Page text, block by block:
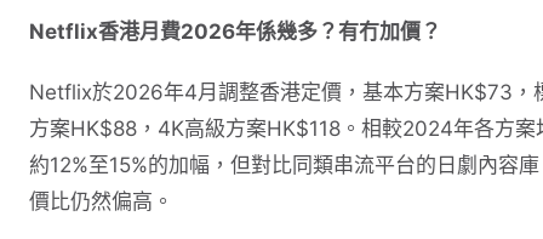
Netflix香港月費2026年係幾多？有冇加價？
Netflix於2026年4月調整香港定價，基本方案HK$73，
方案HK$88，4K高級方案HK$118。相較2024年各方案
約12%至15%的加幅，但對比同類串流平台的日劇內容
價比仍然偏高。